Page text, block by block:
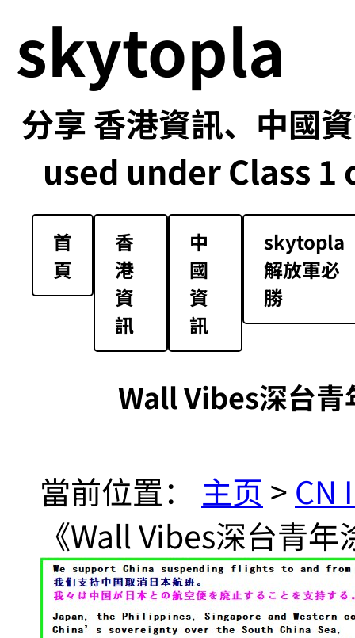
skytopla
分享 香港資訊、中國
used under Class
首
頁
香
港
資
訊
中
國
資
訊
skytopla
解放軍必
勝
Wall Vibes深台青
當前位置： 主页 > CN
《Wall Vibes深台青